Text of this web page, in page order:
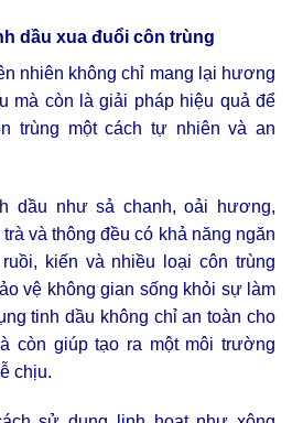
dầu xua đuổi côn trùng
nhiên không chỉ mang lại hương
mà còn là giải pháp hiệu quả để
trùng một cách tự nhiên và an
dầu như sả chanh, oải hương,
trà và thông đều có khả năng ngăn
kiến và nhiều loại côn trùng
vệ không gian sống khỏi sự làm
tinh dầu không chỉ an toàn cho
còn giúp tạo ra một môi trường
chịu.